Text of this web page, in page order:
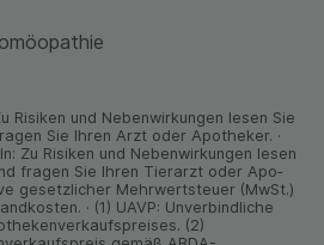
Risiken und Neben­wirkungen lesen Sie
Sie Ihren Arzt oder Apo­theker. ·
Zu Risiken und Neben­wirkungen lesen
fragen Sie Ihren Tier­arzt oder Apo­
gesetz­licher Mehrwertsteuer (MwSt.)
· (1) UAVP: Unverbindliche
(2)